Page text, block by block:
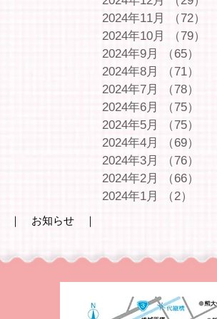
2024年11月
（72）
2024年10月
（79）
2024年9月
（65）
2024年8月
（71）
2024年7月
（78）
2024年6月
（75）
2024年5月
（75）
2024年4月
（69）
2024年3月
（76）
2024年2月
（66）
2024年1月
（2）
｜ お知らせ ｜